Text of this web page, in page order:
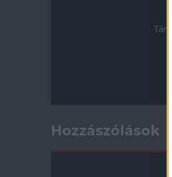
Hozzászólások